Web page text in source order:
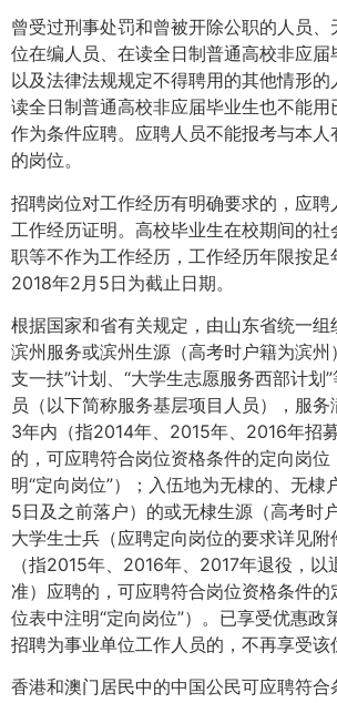
曾受过刑事处罚和曾被开除公职的人员
位在编人员、在读全日制普通高校非应届
以及法律法规规定不得聘用的其他情形的
读全日制普通高校非应届毕业生也不能用
作为条件应聘。应聘人员不能报考与本
的岗位。
招聘岗位对工作经历有明确要求的，应聘
工作经历证明。高校毕业生在校期间的
职等不作为工作经历，工作经历年限按足
2018年2月5日为截止日期。
根据国家和省有关规定，由山东省统一组
滨州服务或滨州生源（高考时户籍为滨州
支一扶”计划、“大学生志愿服务西部计划
员（以下简称服务基层项目人员），服务
3年内（指2014年、2015年、2016年招
的，可应聘符合岗位资格条件的定向岗位
明“定向岗位”）；入伍地为无棣的、无棣
5日及之前落户）的或无棣生源（高考时
大学生士兵（应聘定向岗位的要求详见
（指2015年、2016年、2017年退役，以
准）应聘的，可应聘符合岗位资格条件的
位表中注明“定向岗位”）。已享受优惠政
招聘为事业单位工作人员的，不再享受该
香港和澳门居民中的中国公民可应聘符合